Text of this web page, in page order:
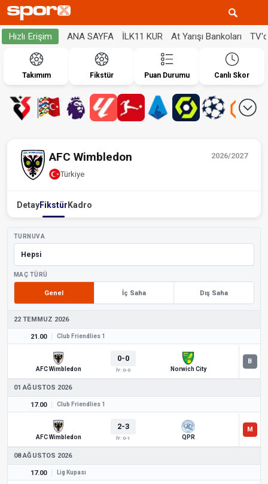
Hızlı Erişim ANA SAYFA İLK11 KUR At Yarışı Bankoları
Takımım Fikstür Puan Durumu Canlı Skor
2026/2027
AFC Wimbledon
Türkiye
DetayFikstür Kadro
TURNUVA
MAÇ TÜRÜ
Genel İç Saha Dış Saha
22 TEMMUZ 2026
21.00 Club Friendlies 1
AFC Wimbledon
0-0
İY: 0-0 Norwich City
01 AĞUSTOS 2026
17.00 Club Friendlies 1
AFC Wimbledon
2-3
İY: 0-1 QPR
08 AĞUSTOS 2026
17.00 Lig Kupası